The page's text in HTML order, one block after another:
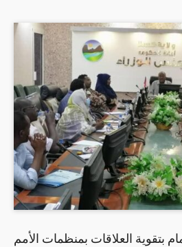
بتقوية العلاقات بمنظمات الأمم